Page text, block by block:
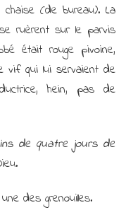
chaise (de bureau). La
ruèrent sur le parvis
était rouge pivoine,
vif qui lui servaient de
hein, pas de
de quatre jours de
des grenouilles.